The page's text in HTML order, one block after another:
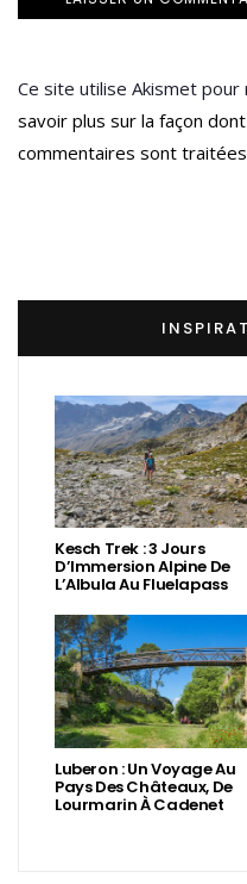
Ce site utilise Akismet
savoir plus sur la façon
commentaires sont traitées
Kesch Trek : 3 Jours
D’Immersion Alpine De
L’Albula Au Fluelapass
Luberon : Un Voyage Au
Pays Des Châteaux, De
Lourmarin À Cadenet